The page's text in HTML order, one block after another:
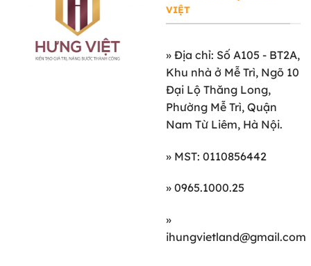
VIỆT
» Địa chỉ: Số A105 - BT2A,
Khu nhà ở Mễ Trì, Ngõ 10
Đại Lộ Thăng Long,
Phường Mễ Trì, Quận
Nam Từ Liêm, Hà Nội.
» MST: 0110856442
» 0965.1000.25
»
ihungvietland@gmail.com